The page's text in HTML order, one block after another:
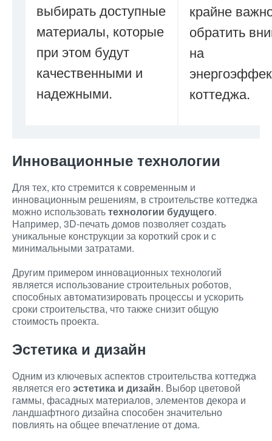
выбирать доступные
материалы, которые
при этом будут
качественными и
надежными.
крайне
обратить
на
коттеджа.
Инновационные технологии
Для тех, кто стремится к современным и
инновационным решениям, в строительстве коттеджа
можно использоватьтехнологии будущего.
Например, 3D-печать домов позволяет создать
уникальные конструкции за короткий срок и с
минимальными затратами.
Другим примером инновационных технологий
является использование строительных роботов,
способных автоматизировать процессы и ускорить
сроки строительства, что также снизит общую
стоимость проекта.
Эстетика и дизайн
Одним из ключевых аспектов строительства коттеджа
является егоэстетика и дизайн. Выбор цветовой
гаммы, фасадных материалов, элементов декора и
ландшафтного дизайна способен значительно
повлиять на общее впечатление от дома.